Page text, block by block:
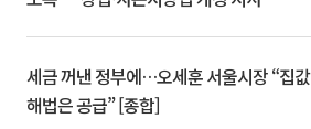
세금 꺼낸 정부에…오세훈 서울시장 “집값
해법은 공급” [종합]